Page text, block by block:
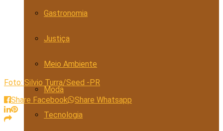
Gastronomia
Justiça
Meio Ambiente
Moda
Tecnologia
Foto: Silvio Turra/Seed -PR
Share Facebook
Share Whatsapp